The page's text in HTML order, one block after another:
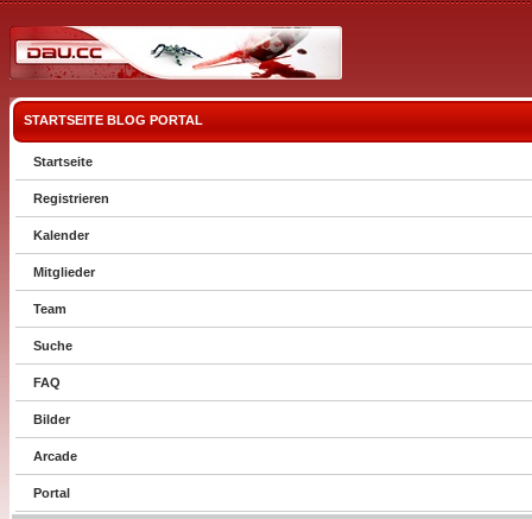
STARTSEITE BLOG PORTAL
Startseite
Registrieren
Kalender
Mitglieder
Team
Suche
FAQ
Bilder
Arcade
Portal